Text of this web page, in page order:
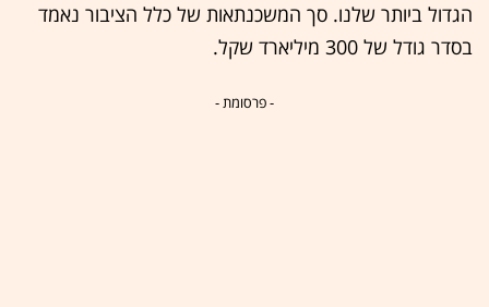
הגדול ביותר שלנו. סך המשכנתאות של כלל הציבור נאמד
בסדר גודל של 300 מיליארד שקל.
- פרסומת -